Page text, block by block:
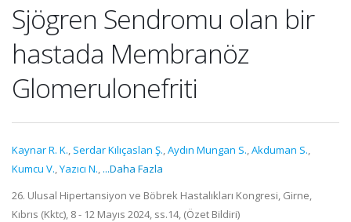
Sjögren Sendromu olan bir
hastada Membranöz
Glomerulonefriti
Kaynar R. K., Serdar Kılıçaslan Ş.,Aydın Mungan S.,Akduman S.,
Kumcu V.,Yazıcı N., ...Daha Fazla
26. Ulusal Hipertansiyon ve Böbrek Hastalıkları Kongresi, Girne,
Kıbrıs (Kktc), 8 - 12 Mayıs 2024, ss.14, (Özet Bildiri)